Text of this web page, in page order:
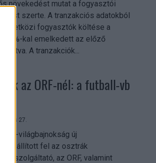
növekedést mutat a fogyasztói
szerte. A tranzakciós adatokból
fogyasztók költése a
26%-kal emelkedett az előző
A tranzakciók...
az ORF-nél: a futball-vb
július 27.
világbajnokság új
állított fel az osztrák
az ORF, valamint